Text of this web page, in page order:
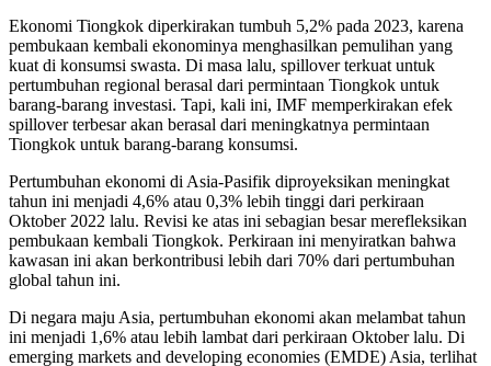
Ekonomi Tiongkok diperkirakan tumbuh 5,2% pada 2023, karena
pembukaan kembali ekonominya menghasilkan pemulihan yang
kuat di konsumsi swasta. Di masa lalu, spillover terkuat untuk
pertumbuhan regional berasal dari permintaan Tiongkok untuk
barang-barang investasi. Tapi, kali ini, IMF memperkirakan efek
spillover terbesar akan berasal dari meningkatnya permintaan
Tiongkok untuk barang-barang konsumsi.
Pertumbuhan ekonomi di Asia-Pasifik diproyeksikan meningkat
tahun ini menjadi 4,6% atau 0,3% lebih tinggi dari perkiraan
Oktober 2022 lalu. Revisi ke atas ini sebagian besar merefleksikan
pembukaan kembali Tiongkok. Perkiraan ini menyiratkan bahwa
kawasan ini akan berkontribusi lebih dari 70% dari pertumbuhan
global tahun ini.
Di negara maju Asia, pertumbuhan ekonomi akan melambat tahun
ini menjadi 1,6% atau lebih lambat dari perkiraan Oktober lalu. Di
emerging markets and developing economies (EMDE) Asia, terlihat